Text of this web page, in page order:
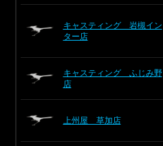
キャスティング 岩槻イン
ター店
キャスティング ふじみ野
店
上州屋 草加店